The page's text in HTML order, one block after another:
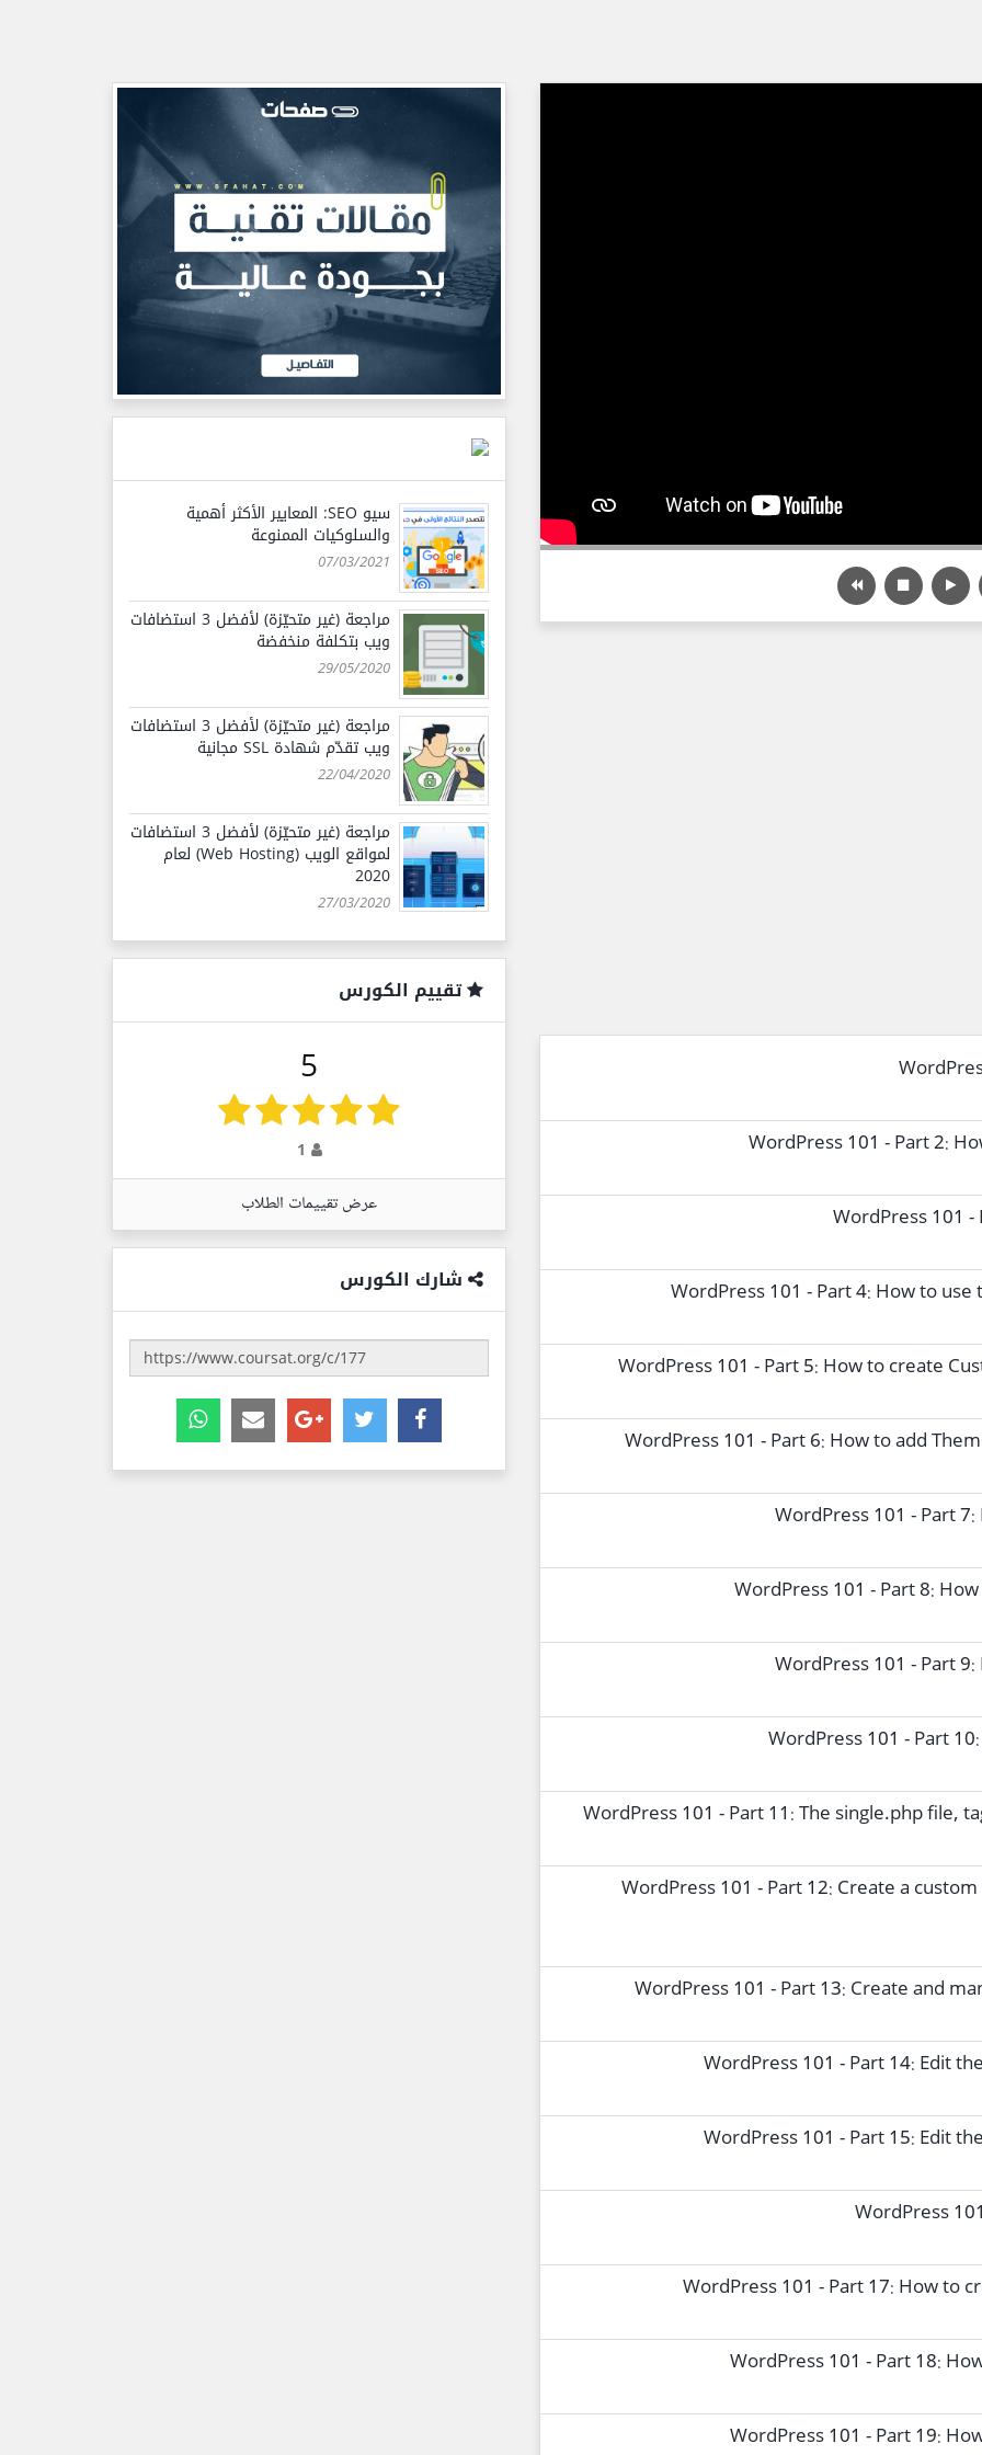
WordPress 101 - Part 2:
WordPress 101
WordPress 101 - Part 4: How to
WordPress 101 - Part 5: How to create
WordPress 101 - Part 6: How to add
WordPress 101 - Part
WordPress 101 - Part 8:
WordPress 101 - Part
WordPress 101 - Part
WordPress 101 - Part 11: The single.php file,
WordPress 101 - Part 12: Create a
WordPress 101 - Part 13: Create and
WordPress 101 - Part 14: Edit
WordPress 101 - Part 15: Edit
WordPress
WordPress 101 - Part 17: How to
WordPress 101 - Part 18:
WordPress 101 - Part 19:
سيو SEO: المعايير الأكثر أهمية
والسلوكيات الممنوعة
07/03/2021
مراجعة (غير متحيّزة) لأفضل 3 استضافات
ويب بتكلفة منخفضة
29/05/2020
مراجعة (غير متحيّزة) لأفضل 3 استضافات
ويب تقدّم شهادة SSL مجانية
22/04/2020
مراجعة (غير متحيّزة) لأفضل 3 استضافات
لمواقع الويب (Web Hosting) لعام
2020
27/03/2020
تقييم الكورس
5
عرض تقييمات الطلاب
شارك الكورس